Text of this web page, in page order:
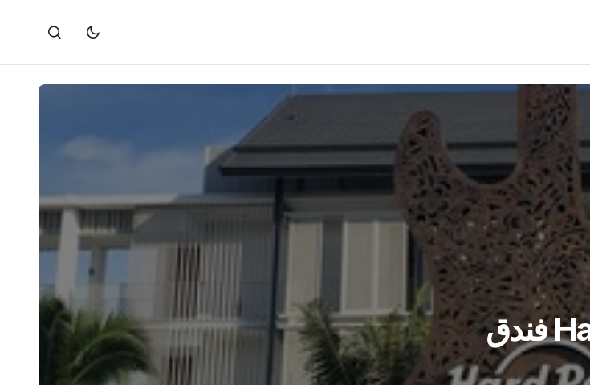
Hard Rock Hotel Desaru Coast فندق